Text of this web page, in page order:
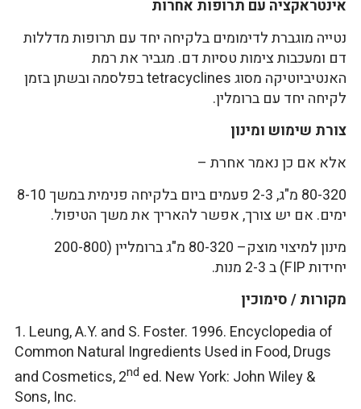
אינטראקציה עם תרופות אחרות
נטייה מוגברת לדימומים בלקיחה יחד עם תרופות מדללות
דם ומעכבות צימות טסיות דם. מגביר את רמת
האנטיביוטיקה מסוג tetracyclines בפלסמה ובשתן בזמן
לקיחה יחד עם ברומלין.
צורת שימוש ומינון
אלא אם כן נאמר אחרת –
80-320 מ"ג, 2-3 פעמים ביום בלקיחה פנימית במשך 8-10
ימים. אם יש צורך, אפשר להאריך את משך הטיפול.
מינון למיצוי מוצק– 80-320 מ"ג ברומליין (200-800
יחידות FIP) ב 2-3 מנות.
מקורות / סימוכין
1. Leung, A.Y. and S. Foster. 1996. Encyclopedia of
Common Natural Ingredients Used in Food, Drugs
and Cosmetics,2nd ed. New York: John Wiley &
Sons, Inc.